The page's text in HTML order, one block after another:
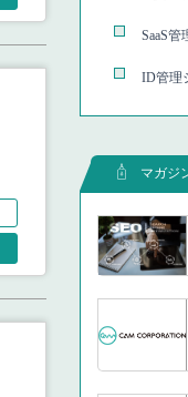
SaaS管
ID管理
マガジ